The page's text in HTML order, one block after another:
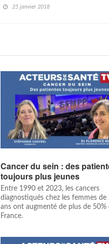
25 janvier 2018
Cancer du sein : des
toujours plus jeunes
Entre 1990 et 2023, les cancers
diagnostiqués chez les femmes de
ans ont augmenté de plus de 50%
France.